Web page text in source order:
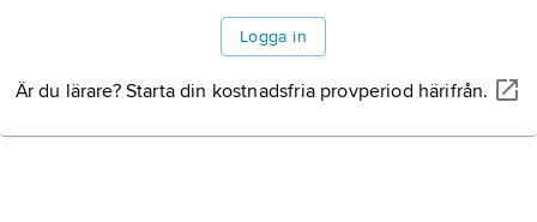
Information om artikeln
Logga in
Är du lärare? Starta din kostnadsfria provperiod härifrån.